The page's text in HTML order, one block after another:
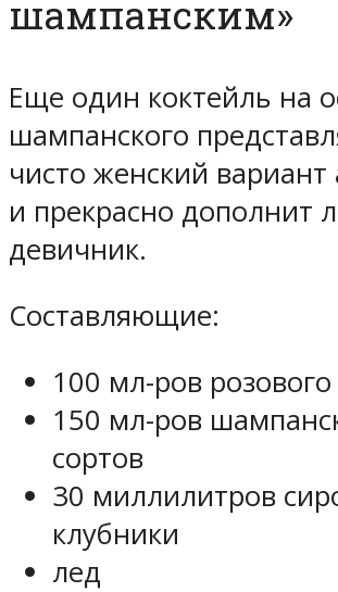
шампанским»
Еще один коктейль на
шампанского
чисто женский вариант
и прекрасно дополнит
девичник.
Составляющие:
100 мл-ров
150 мл-ров
сортов
30 миллилитров
клубники
лед